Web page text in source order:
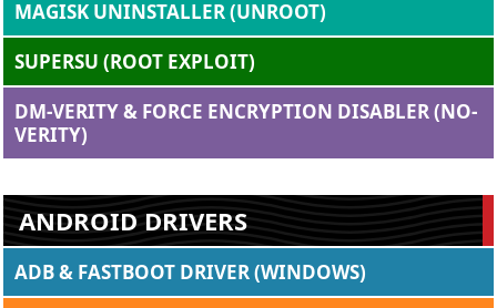
MAGISK UNINSTALLER (UNROOT)
SUPERSU (ROOT EXPLOIT)
DM-VERITY & FORCE ENCRYPTION DISABLER (NO-
VERITY)
ANDROID DRIVERS
ADB & FASTBOOT DRIVER (WINDOWS)